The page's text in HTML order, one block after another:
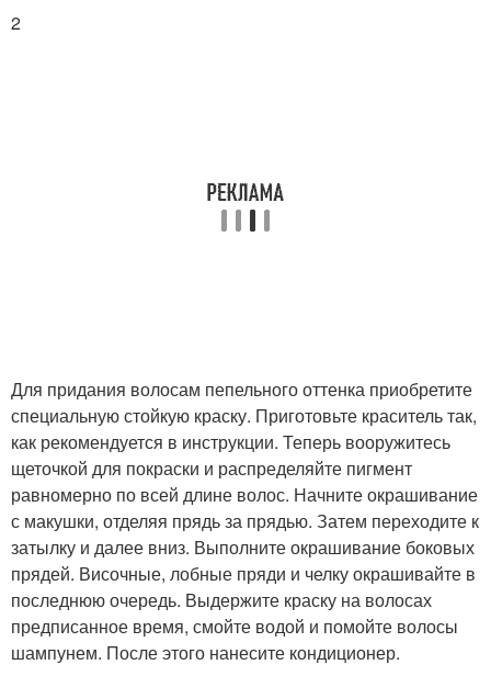
2
Для придания волосам пепельного оттенка приобретите
специальную стойкую краску. Приготовьте краситель так,
как рекомендуется в инструкции. Теперь вооружитесь
щеточкой для покраски и распределяйте пигмент
равномерно по всей длине волос. Начните окрашивание
с макушки, отделяя прядь за прядью. Затем переходите к
затылку и далее вниз. Выполните окрашивание боковых
прядей. Височные, лобные пряди и челку окрашивайте в
последнюю очередь. Выдержите краску на волосах
предписанное время, смойте водой и помойте волосы
шампунем. После этого нанесите кондиционер.